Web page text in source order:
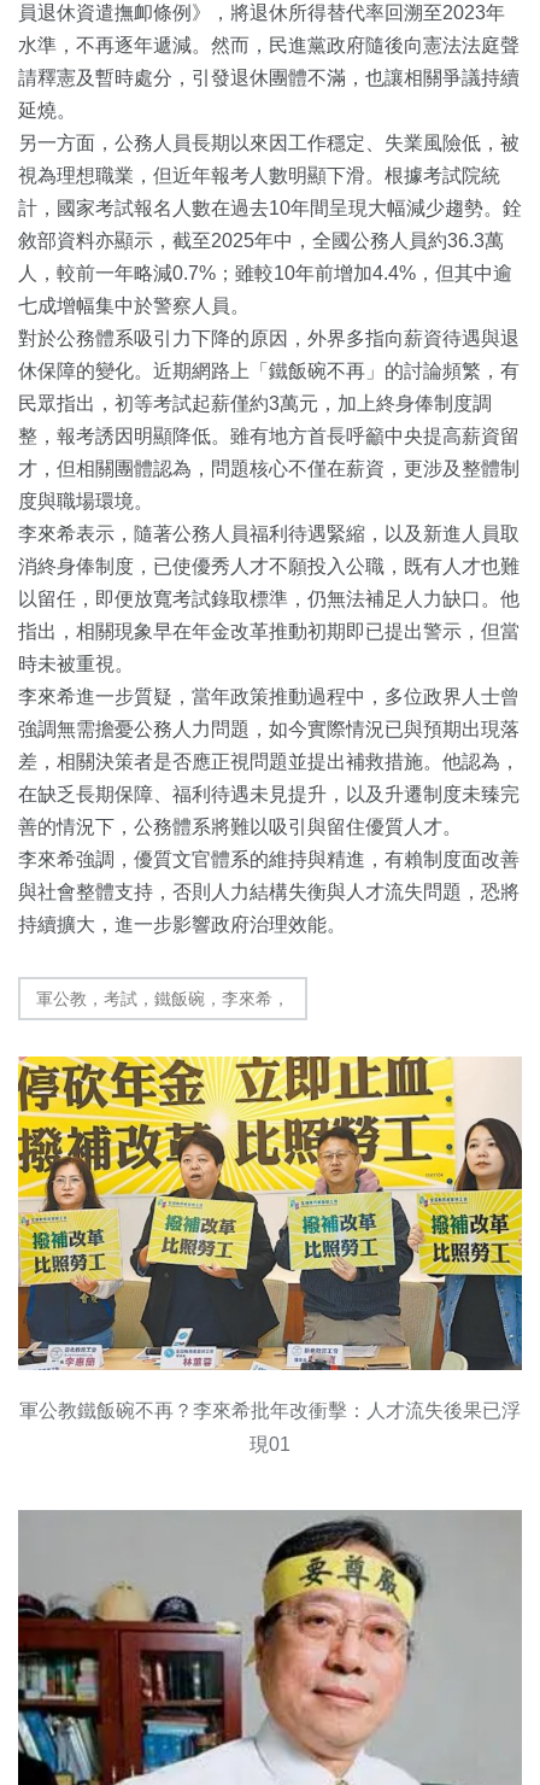
員退休資遣撫卹條例》，將退休所得替代率回溯至2023年
水準，不再逐年遞減。然而，民進黨政府隨後向憲法法庭聲
請釋憲及暫時處分，引發退休團體不滿，也讓相關爭議持續
延燒。
另一方面，公務人員長期以來因工作穩定、失業風險低，被
視為理想職業，但近年報考人數明顯下滑。根據考試院統
計，國家考試報名人數在過去10年間呈現大幅減少趨勢。銓
敘部資料亦顯示，截至2025年中，全國公務人員約36.3萬
人，較前一年略減0.7%；雖較10年前增加4.4%，但其中逾
七成增幅集中於警察人員。
對於公務體系吸引力下降的原因，外界多指向薪資待遇與退
休保障的變化。近期網路上「鐵飯碗不再」的討論頻繁，有
民眾指出，初等考試起薪僅約3萬元，加上終身俸制度調
整，報考誘因明顯降低。雖有地方首長呼籲中央提高薪資留
才，但相關團體認為，問題核心不僅在薪資，更涉及整體制
度與職場環境。
李來希表示，隨著公務人員福利待遇緊縮，以及新進人員取
消終身俸制度，已使優秀人才不願投入公職，既有人才也難
以留任，即便放寬考試錄取標準，仍無法補足人力缺口。他
指出，相關現象早在年金改革推動初期即已提出警示，但當
時未被重視。
李來希進一步質疑，當年政策推動過程中，多位政界人士曾
強調無需擔憂公務人力問題，如今實際情況已與預期出現落
差，相關決策者是否應正視問題並提出補救措施。他認為，
在缺乏長期保障、福利待遇未見提升，以及升遷制度未臻完
善的情況下，公務體系將難以吸引與留住優質人才。
李來希強調，優質文官體系的維持與精進，有賴制度面改善
與社會整體支持，否則人力結構失衡與人才流失問題，恐將
持續擴大，進一步影響政府治理效能。
軍公教，考試，鐵飯碗，李來希，
軍公教鐵飯碗不再？李來希批年改衝擊：人才流失後果已浮
現01